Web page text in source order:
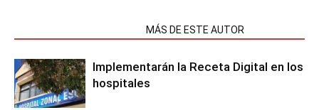
MÁS DE ESTE AUTOR
Implementarán la Receta Digital en los
hospitales